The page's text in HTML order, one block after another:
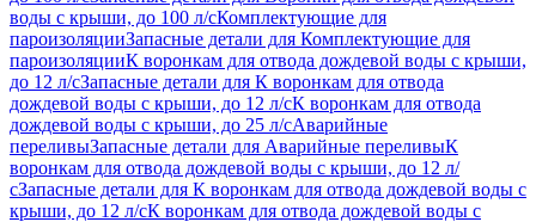
воды с крыши, до 100 л/сКомплектующие для
пароизоляцииЗапасные детали для Комплектующие для
пароизоляцииК воронкам для отвода дождевой воды с крыши,
до 12 л/сЗапасные детали для К воронкам для отвода
дождевой воды с крыши, до 12 л/сК воронкам для отвода
дождевой воды с крыши, до 25 л/сАварийные
переливыЗапасные детали для Аварийные переливыК
воронкам для отвода дождевой воды с крыши, до 12 л/
сЗапасные детали для К воронкам для отвода дождевой воды с
крыши, до 12 л/сК воронкам для отвода дождевой воды с